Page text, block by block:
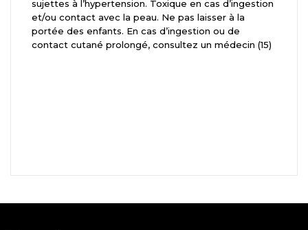
sujettes à l’hypertension. Toxique en cas d’ingestion
et/ou contact avec la peau. Ne pas laisser à la
portée des enfants. En cas d’ingestion ou de
contact cutané prolongé, consultez un médecin (15)